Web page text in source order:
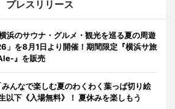
プレスリリース
浜のサウナ・グルメ・観光を巡る夏の周遊
」を8月1日より開催！期間限定『横浜サ旅
』を販売
んなで楽しむ夏のわくわく葉っぱ切り絵
以下《入場無料》！ 夏休みを楽しもう